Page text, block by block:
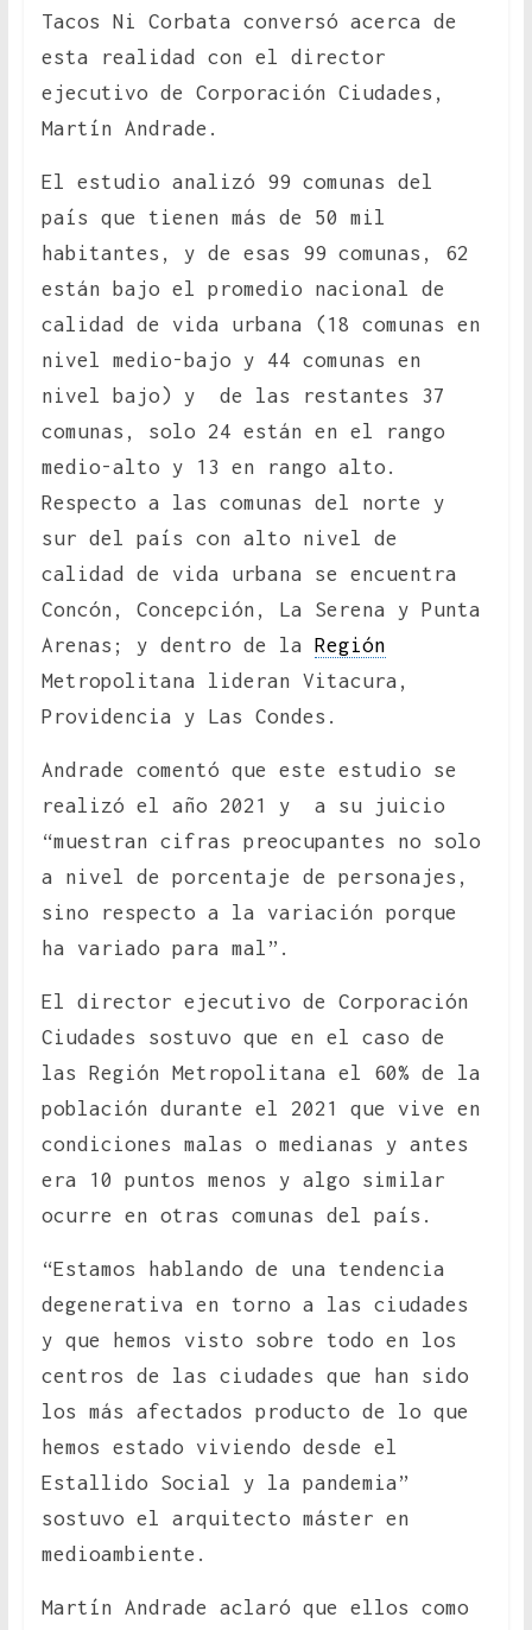
Tacos Ni Corbata conversó acerca de
esta realidad con el director
ejecutivo de Corporación Ciudades,
Martín Andrade.
El estudio analizó 99 comunas del
país que tienen más de 50 mil
habitantes, y de esas 99 comunas, 62
están bajo el promedio nacional de
calidad de vida urbana (18 comunas en
nivel medio-bajo y 44 comunas en
nivel bajo) y de las restantes 37
comunas, solo 24 están en el rango
medio-alto y 13 en rango alto.
Respecto a las comunas del norte y
sur del país con alto nivel de
calidad de vida urbana se encuentra
Concón, Concepción, La Serena y Punta
Arenas; y dentro de la Región
Metropolitana lideran Vitacura,
Providencia y Las Condes.
Andrade comentó que este estudio se
realizó el año 2021 y a su juicio
“muestran cifras preocupantes no solo
a nivel de porcentaje de personajes,
sino respecto a la variación porque
ha variado para mal”.
El director ejecutivo de Corporación
Ciudades sostuvo que en el caso de
las Región Metropolitana el 60% de la
población durante el 2021 que vive en
condiciones malas o medianas y antes
era 10 puntos menos y algo similar
ocurre en otras comunas del país.
“Estamos hablando de una tendencia
degenerativa en torno a las ciudades
y que hemos visto sobre todo en los
centros de las ciudades que han sido
los más afectados producto de lo que
hemos estado viviendo desde el
Estallido Social y la pandemia”
sostuvo el arquitecto máster en
medioambiente.
Martín Andrade aclaró que ellos como